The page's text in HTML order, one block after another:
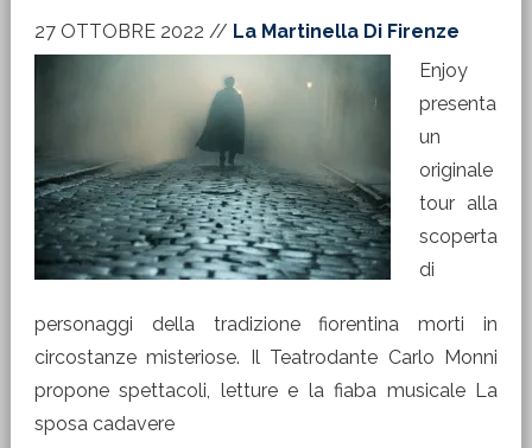
27 OTTOBRE 2022 // La Martinella Di Firenze
Enjoy
presenta
un
originale
tour alla
scoperta
di
personaggi della tradizione fiorentina morti in
circostanze misteriose. Il Teatrodante Carlo Monni
propone spettacoli, letture e la fiaba musicale La
sposa cadavere